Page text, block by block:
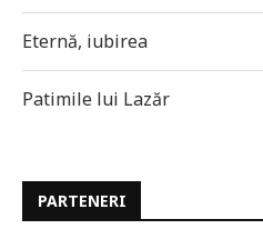
Eternă, iubirea
Patimile lui Lazăr
PARTENERI